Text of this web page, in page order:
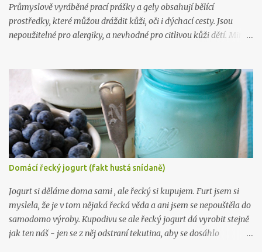
Průmyslově vyráběné prací prášky a gely obsahují bělící
prostředky, které můžou dráždit kůži, oči i dýchací cesty. Jsou
nepoužitelné pro alergiky, a nevhodné pro citlivou kůži dětí. Mimo
potřebovat: 1 mýdlo na praní ( Marsejské , Jelen) 300 gr práškové
sody na praní (seženete ZDE ) 15 kapek esenciálního oleje dle
vlastního výběru (vybírejte ZDE ) 10 litrů vařící vody Mýdlo
nastrouhejte na jemno a rozmíchejte ve vroucí vodě, po rozpuštění
přimíchejte sodu, opět míchejte až do úplného rozpuštění, pak
přilívejte vařící vodu. Nechte zchladit a přidejte esenciální olej.
Nechte stát 24 hodin a je to. :) Chcete taky vyrábět víc? Pak tu
mám, ne 1, ne 2, ale už 3 knihy plné návodů , které vám poradí, jak
na to: Líbil se vám tenhle recept? Zkoukněte další návo...
Domácí řecký jogurt (fakt hustá snídaně)
Jogurt si děláme doma sami , ale řecký si kupujem. Furt jsem si
myslela, že je v tom nějaká řecká věda a ani jsem se nepouštěla do
samodomo výroby. Kupodivu se ale řecký jogurt dá vyrobit stejně
jak ten náš - jen se z něj odstraní tekutina, aby se dosáhlo